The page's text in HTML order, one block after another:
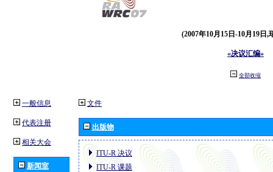
(2007年10月15日-10月19日,
«决议汇编»
全部收缩
一般信息
代表注册
相关大会
新闻室
文件
出版物
ITU-R 决议
ITU-R 课题